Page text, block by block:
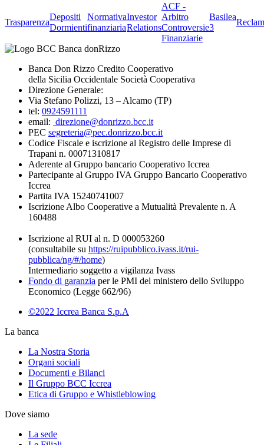
Trasparenza
Depositi
Dormienti
Normativa
finanziaria
Investor
Relations
ACF -
Arbitro
Controversie
Finanziarie
Basilea
3
Banca Don Rizzo Credito Cooperativo
della Sicilia Occidentale Società Cooperativa
Direzione Generale:
Via Stefano Polizzi, 13 – Alcamo (TP)
tel: 0924591111
email: direzione@donrizzo.bcc.it
PEC segreteria@pec.donrizzo.bcc.it
Codice Fiscale e iscrizione al Registro delle Imprese di
Trapani n. 00071310817
Aderente al Gruppo bancario Cooperativo Iccrea
Partecipante al Gruppo IVA Gruppo Bancario Cooperativo
Iccrea
Partita IVA 15240741007
Iscrizione Albo Cooperative a Mutualità Prevalente n. A
160488
Iscrizione al RUI al n. D 000053260
(consultabile su https://ruipubblico.ivass.it/rui-
pubblica/ng/#/home)
Intermediario soggetto a vigilanza Ivass
Fondo di garanzia per le PMI del ministero dello Sviluppo
Economico (Legge 662/96)
©2022 Iccrea Banca S.p.A
La banca
La Nostra Storia
Organi sociali
Documenti e Bilanci
Il Gruppo BCC Iccrea
Etica di Gruppo e Whistleblowing
Dove siamo
La sede